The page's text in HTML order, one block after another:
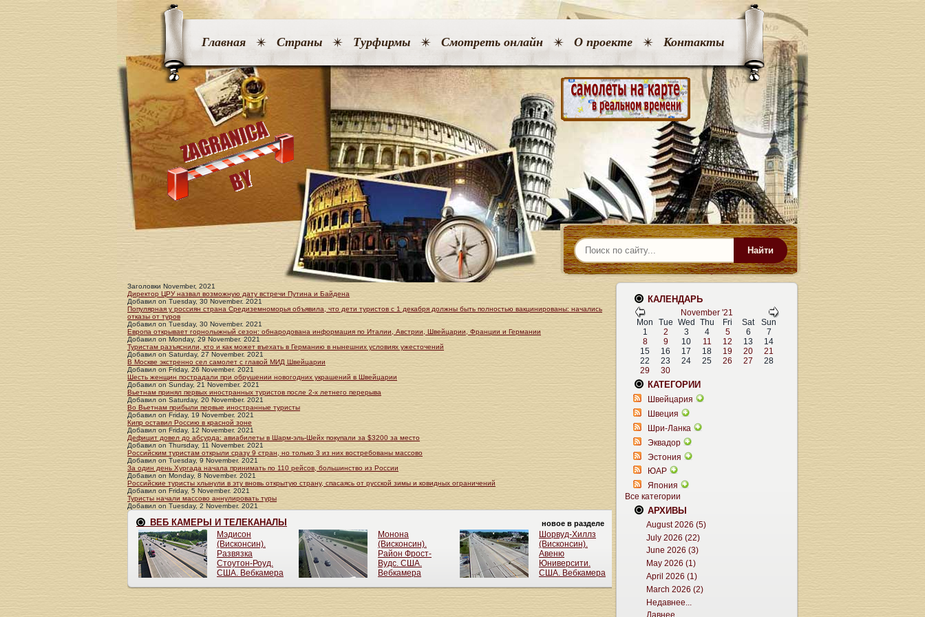
Главная Страны Турфирмы Смотреть онлайн О проекте Контакты
Найти
Заголовки November, 2021
Директор ЦРУ назвал возможную дату встречи Путина и Байдена
Добавил on Tuesday, 30 November. 2021
Популярная у россиян страна Средиземноморья объявила, что дети туристов с 1 декабря должны быть полностью вакцинированы: начались
отказы от туров
Добавил on Tuesday, 30 November. 2021
Европа открывает горнолыжный сезон: обнародована информация по Италии, Австрии, Швейцарии, Франции и Германии
Добавил on Monday, 29 November. 2021
Туристам разъяснили, кто и как может въехать в Германию в нынешних условиях ужесточений
Добавил on Saturday, 27 November. 2021
В Москве экстренно сел самолет с главой МИД Швейцарии
Добавил on Friday, 26 November. 2021
Шесть женщин пострадали при обрушении новогодних украшений в Швейцарии
Добавилon Sunday, 21 November. 2021
Вьетнам принял первых иностранных туристов после 2-х летнего перерыва
Добавил on Saturday, 20 November. 2021
Во Вьетнам прибыли первые иностранные туристы
Добавил on Friday, 19 November. 2021
Кипр оставил Россию в красной зоне
Добавил on Friday, 12 November. 2021
Дефицит довел до абсурда: авиабилеты в Шарм-эль-Шейх покупали за $3200 за место
Добавил on Thursday, 11 November. 2021
Российским туристам открыли сразу 9 стран, но только 3 из них востребованы массово
Добавилon Tuesday, 9 November. 2021
За один день Хургада начала принимать по 110 рейсов, большинство из России
Добавил on Monday, 8 November. 2021
Российские туристы хлынули в эту вновь открытую страну, спасаясь от русской зимы и ковидных ограничений
Добавил on Friday, 5 November. 2021
Туристы начали массово аннулировать туры
Добавил on Tuesday, 2 November. 2021
КАЛЕНДАРЬ
November '21
Mon
Tue Wed Thu Fri Sat
Sun
1
2 3 4 5 6
7
8
9 10 11 12 13
14
15
16 17 18 19 20
21
22
23 24 25 26 27
28
29
30
КАТЕГОРИИ
Швейцария
Швеция
Шри-Ланка
Эквадор
Эстония
ЮАР
Япония
Все категории
АРХИВЫ
August 2026 (5)
July 2026 (22)
June 2026 (3)
May 2026 (1)
April 2026 (1)
March 2026 (2)
Недавнее...